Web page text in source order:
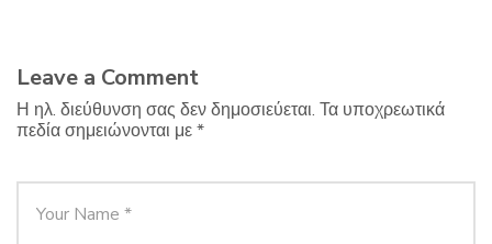
Leave a Comment
Η ηλ. διεύθυνση σας δεν δημοσιεύεται. Τα υποχρεωτικά
πεδία σημειώνονται με*